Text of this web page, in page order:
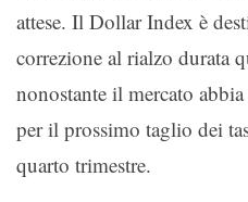
attese. Il Dollar Index è
correzione al rialzo durata
nonostante il mercato
per il prossimo taglio dei
quarto trimestre.